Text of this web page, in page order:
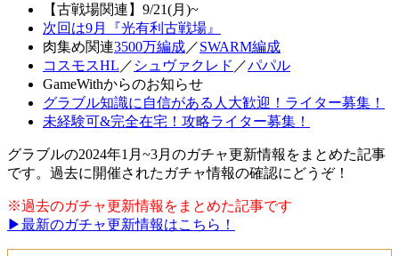
【古戦場関連】9/21(月)~
次回は9月『光有利古戦場』
肉集め関連3500万編成／SWARM編成
コスモスHL ／ シュヴァクレド ／パパル
GameWithからのお知らせ
グラブル知識に自信がある人大歓迎！ライター募集！
未経験可&完全在宅！攻略ライター募集！
グラブルの2024年1月~3月のガチャ更新情報をまとめた記事
です。過去に開催されたガチャ情報の確認にどうぞ！
※過去のガチャ更新情報をまとめた記事です
▶最新のガチャ更新情報はこちら！